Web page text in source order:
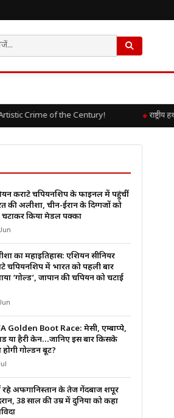
Crime of the Century! राष्ट्रीय
कराटे चैंपियनशिप के फाइनल में पहुंचीं
की अलीशा, चीन-ईरान के दिग्गजों को
किया मेडल पक्का
का महाइतिहास: एशियन सीनियर
चैंपियनशिप में भारत को पहली बार
‘गोल्ड’, जापान की चैंपियन को चटाई
Golden Boot Race: मेसी, एम्बाप्पे,
या हैरी केन…जानिए इस बार किसके
होगी गोल्डन बूट?
रहे अफगानिस्तान के तेज गेंदबाज शपूर
38 साल की उम्र में दुनिया को कहा